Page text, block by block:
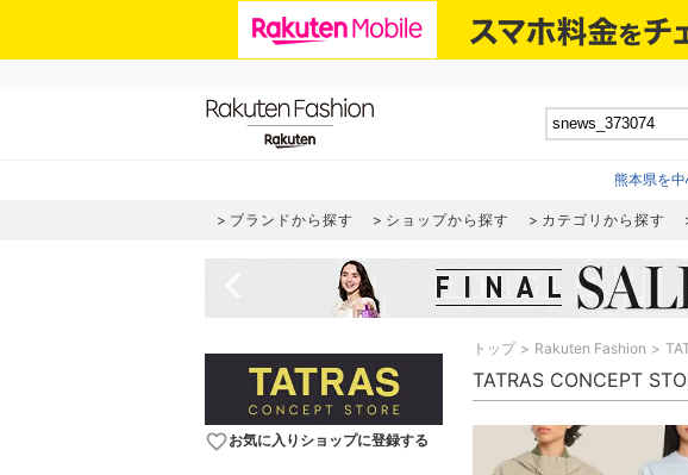
熊本県を
ブランドから探す ショップから探す カテゴリから探す
favorite_borderお気に入りショップに登録する
トップ Rakuten Fashion
TATRAS CONCEPT